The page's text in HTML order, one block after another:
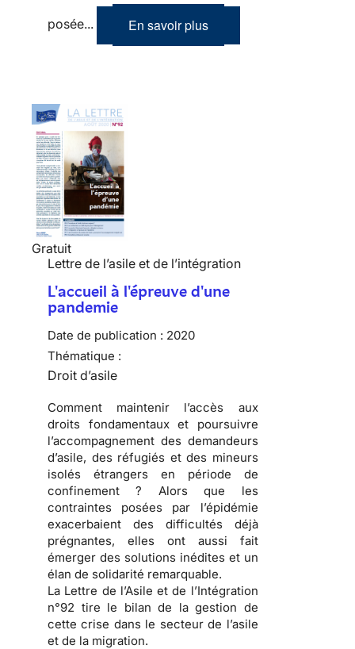
posée... En savoir plus
Gratuit
Lettre de l’asile et de l’intégration
L'accueil à l'épreuve d'une
pandemie
Date de publication : 2020
Thématique :
Droit d’asile
Comment maintenir l’accès aux
droits fondamentaux et poursuivre
l’accompagnement des demandeurs
d’asile, des réfugiés et des mineurs
isolés étrangers en période de
confinement ? Alors que les
contraintes posées par l’épidémie
exacerbaient des difficultés déjà
prégnantes, elles ont aussi fait
émerger des solutions inédites et un
élan de solidarité remarquable.
La Lettre de l’Asile et de l’Intégration
n°92 tire le bilan de la gestion de
cette crise dans le secteur de l’asile
et de la migration.